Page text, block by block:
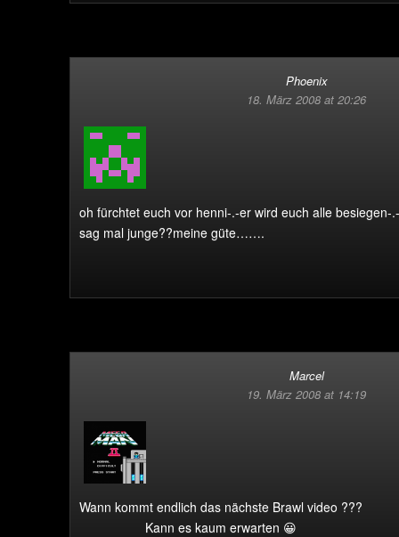
Phoenix
18. März 2008 at 20:26
oh fürchtet euch vor henni-.-er wird euch alle besiegen-.-
sag mal junge??meine güte…….
Marcel
19. März 2008 at 14:19
Wann kommt endlich das nächste Brawl video ???
Kann es kaum erwarten 😀